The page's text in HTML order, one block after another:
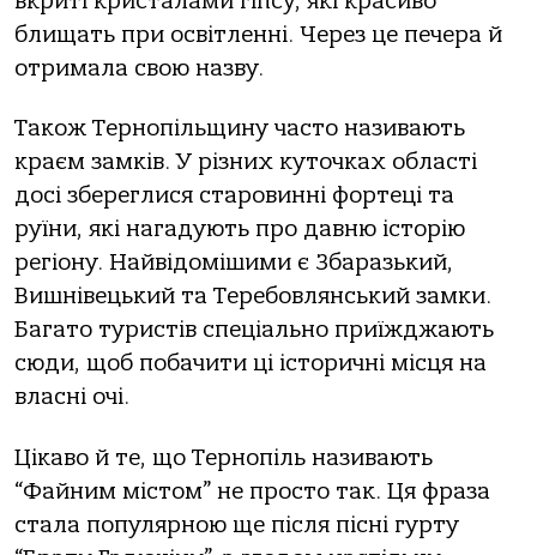
блищать при освітленні. Через це печера й
отримала свою назву.
Також Тернопільщину часто називають
краєм замків. У різних куточках області
досі збереглися старовинні фортеці та
руїни, які нагадують про давню історію
регіону. Найвідомішими є Збаразький,
Вишнівецький та Теребовлянський замки.
Багато туристів спеціально приїжджають
сюди, щоб побачити ці історичні місця на
власні очі.
Цікаво й те, що Тернопіль називають
“Файним містом” не просто так. Ця фраза
стала популярною ще після пісні гурту